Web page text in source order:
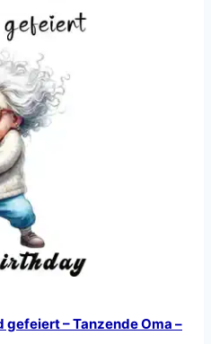
gefeiert – Tanzende Oma –